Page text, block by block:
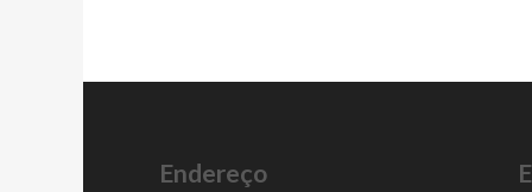
Endereço